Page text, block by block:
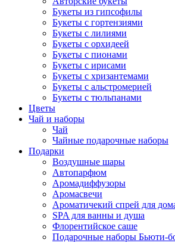
Букеты из гипсофилы
Букеты с гортензиями
Букеты с лилиями
Букеты с орхидеей
Букеты с пионами
Букеты с ирисами
Букеты с хризантемами
Букеты с альстромерией
Букеты с тюльпанами
Цветы
Чай и наборы
Чай
Чайные подарочные наборы
Подарки
Воздушные шары
Автопарфюм
Аромадиффузоры
Аромасвечи
Ароматичекий спрей для
SPA для ванны и душа
Флорентийское саше
Подарочные наборы Бьюти-